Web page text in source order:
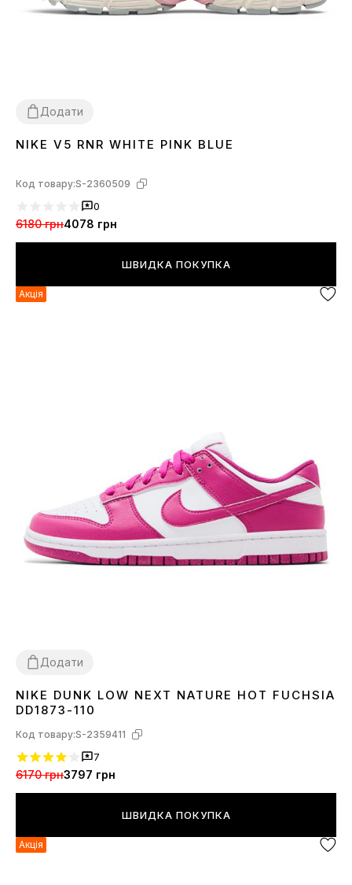
Додати
3637 383940 41
NIKE V5 RNR WHITE PINK BLUE
Код товару:S-2360509
0
6180 грн4078 грн
ШВИДКА ПОКУПКА
Акція
Додати
3637 383940 41
NIKE DUNK LOW NEXT NATURE HOT FUCHSIA
DD1873-110
Код товару:S-2359411
7
6170 грн3797 грн
ШВИДКА ПОКУПКА
Акція